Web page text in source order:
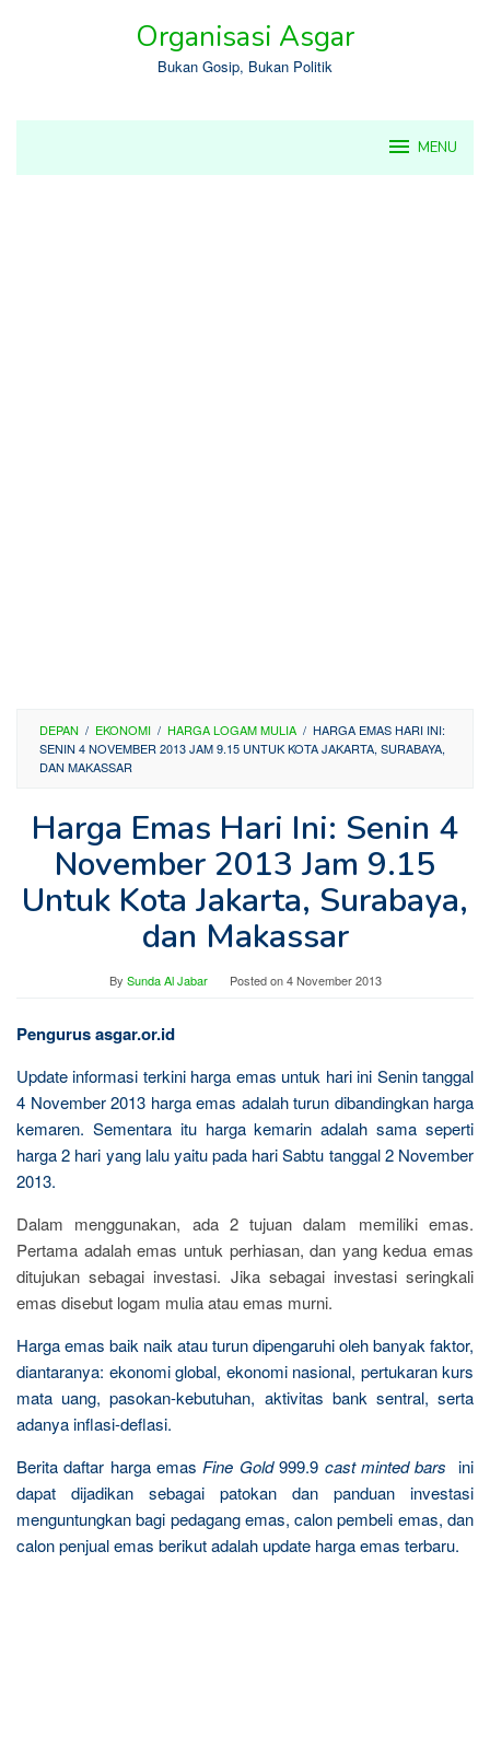
Organisasi Asgar
Bukan Gosip, Bukan Politik
MENU
DEPAN / EKONOMI / HARGA LOGAM MULIA / HARGA EMAS HARI INI:
SENIN 4 NOVEMBER 2013 JAM 9.15 UNTUK KOTA JAKARTA, SURABAYA,
DAN MAKASSAR
Harga Emas Hari Ini: Senin 4
November 2013 Jam 9.15
Untuk Kota Jakarta, Surabaya,
dan Makassar
By Sunda Al Jabar Posted on4 November 2013
Pengurus asgar.or.id
Update informasi terkini harga emas untuk hari ini Senin tanggal
4 November 2013 harga emas adalah turun dibandingkan harga
kemaren. Sementara itu harga kemarin adalah sama seperti
harga 2 hari yang lalu yaitu pada hari Sabtu tanggal 2 November
2013.
Dalam menggunakan, ada 2 tujuan dalam memiliki emas.
Pertama adalah emas untuk perhiasan, dan yang kedua emas
ditujukan sebagai investasi. Jika sebagai investasi seringkali
emas disebut logam mulia atau emas murni.
Harga emas baik naik atau turun dipengaruhi oleh banyak faktor,
diantaranya: ekonomi global, ekonomi nasional, pertukaran kurs
mata uang, pasokan-kebutuhan, aktivitas bank sentral, serta
adanya inflasi-deflasi.
Berita daftar harga emas Fine Gold999.9 cast minted bars ini
dapat dijadikan sebagai patokan dan panduan investasi
menguntungkan bagi pedagang emas, calon pembeli emas, dan
calon penjual emas berikut adalah update harga emas terbaru.